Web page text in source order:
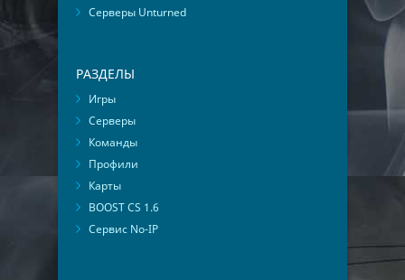
Серверы Unturned
РАЗДЕЛЫ
Игры
Серверы
Команды
Профили
Карты
BOOST CS 1.6
Сервис No-IP